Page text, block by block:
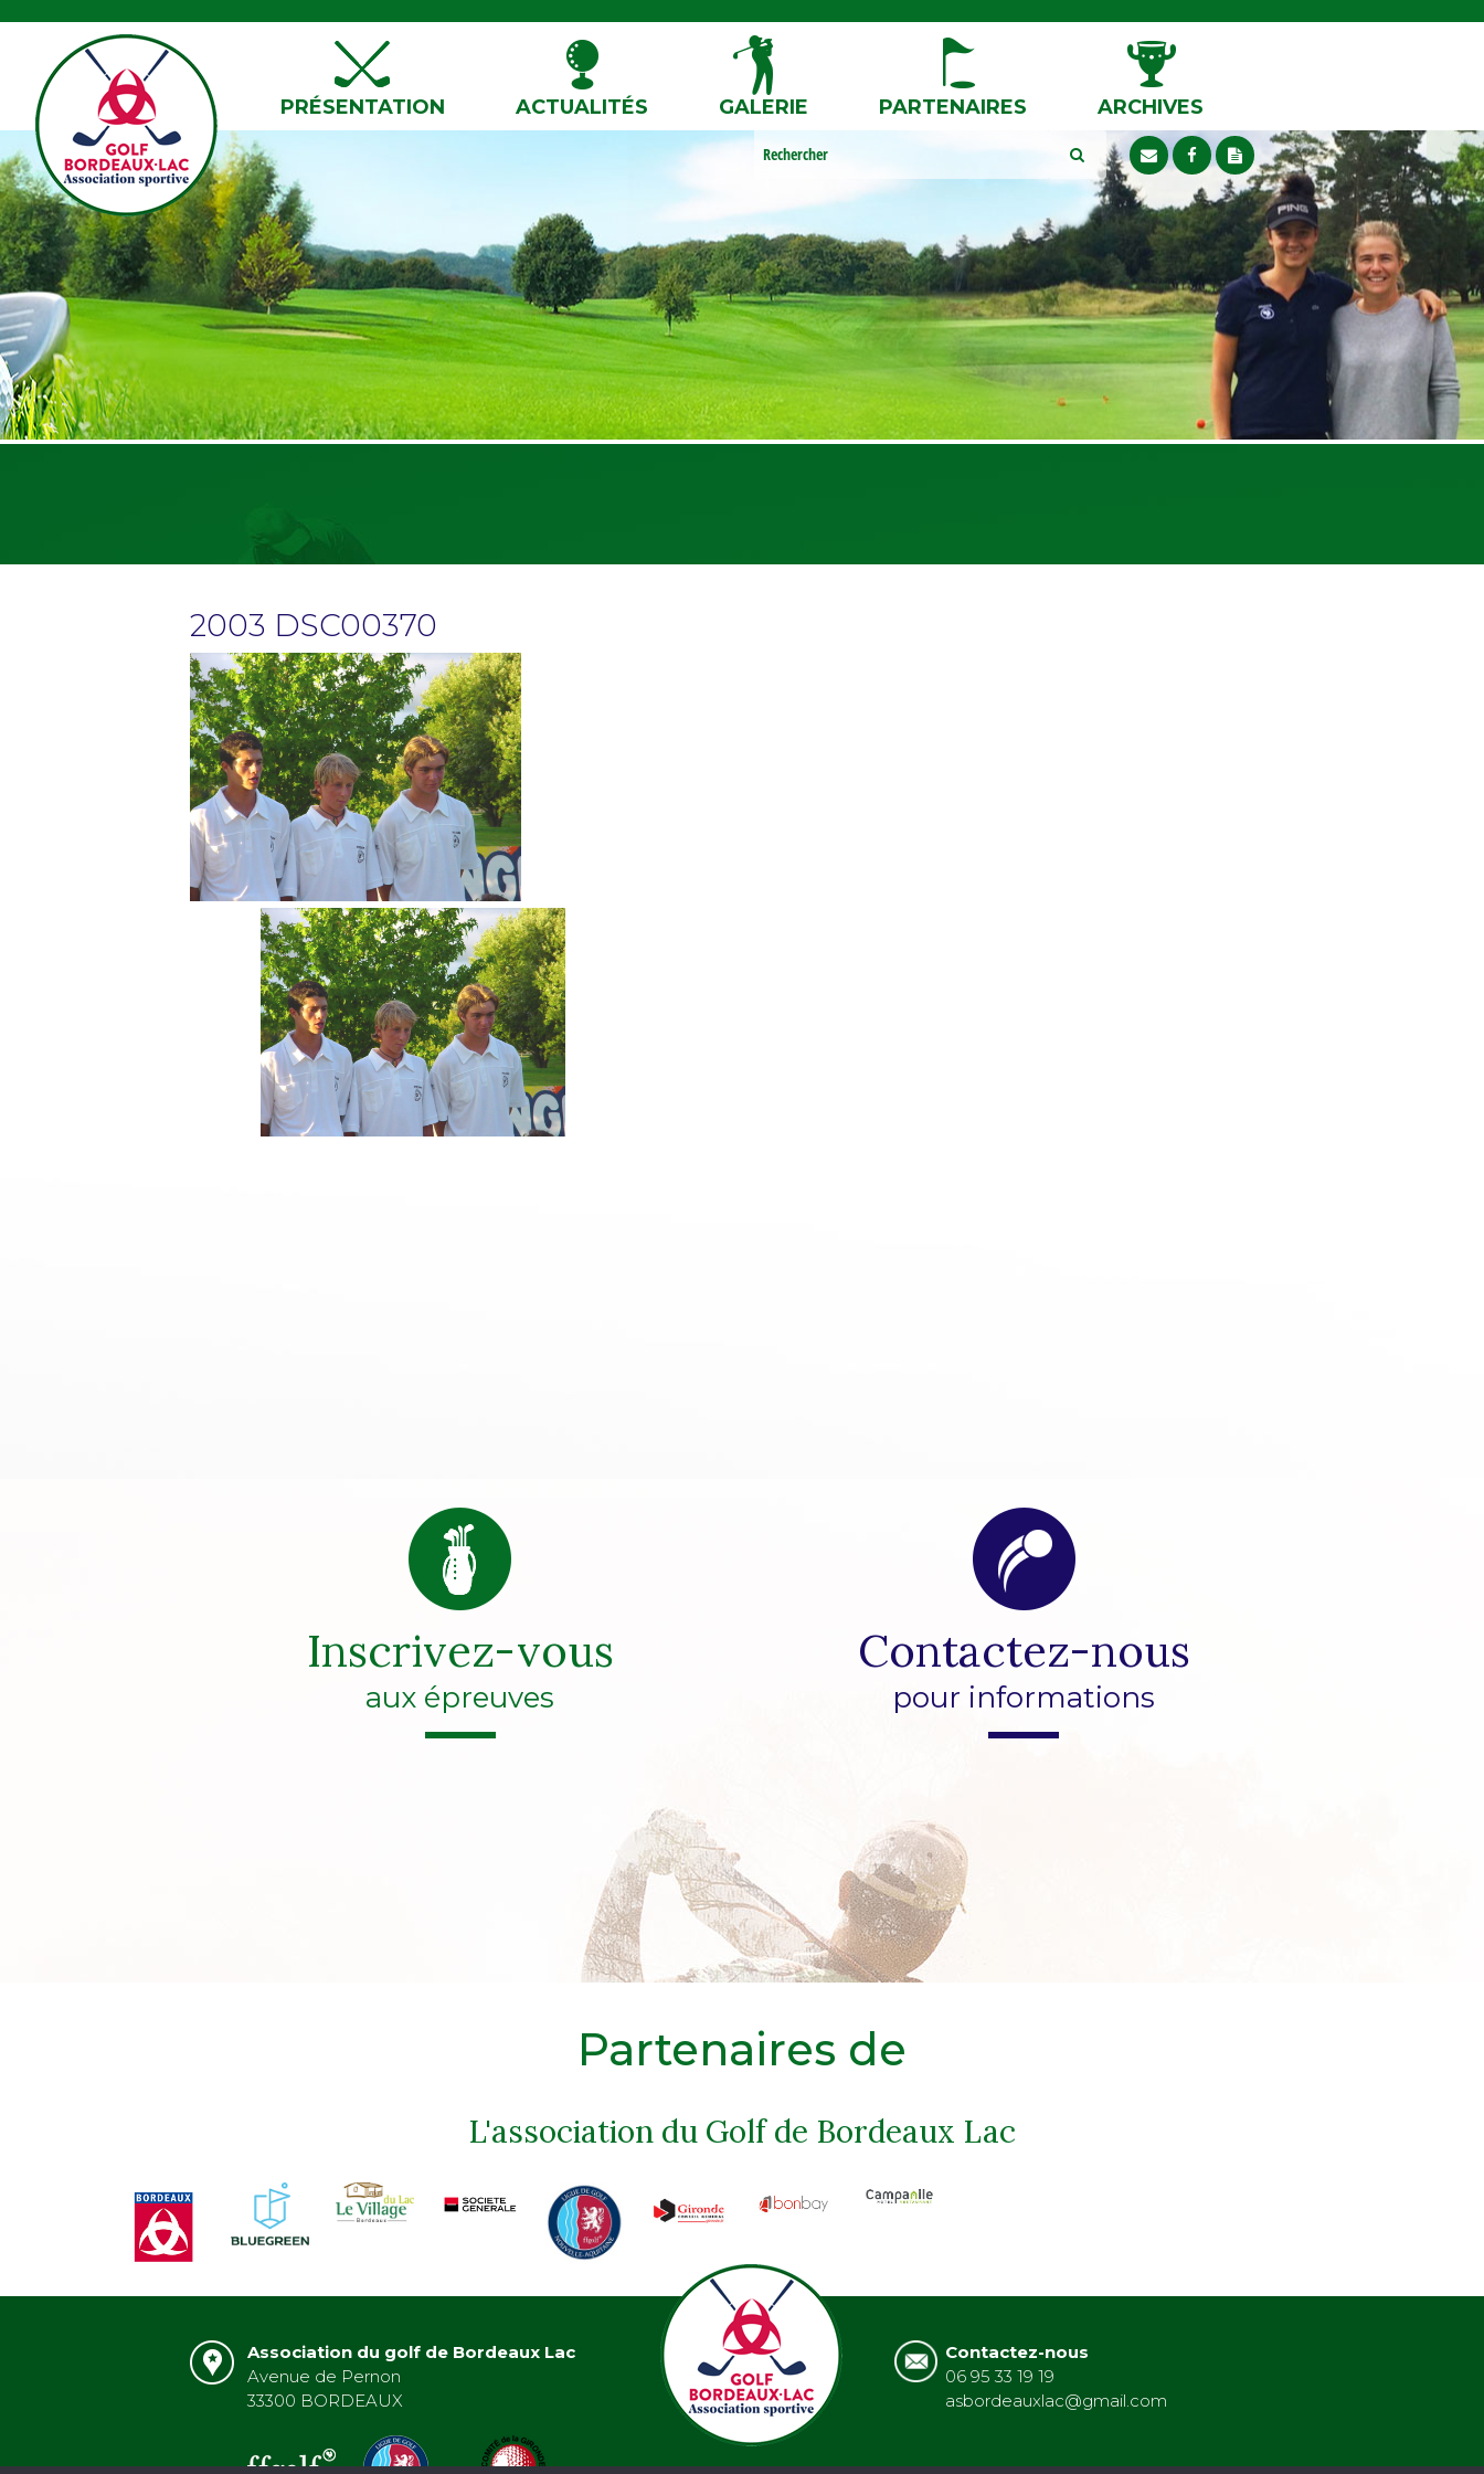
PRÉSENTATION ACTUALITÉS GALERIE PARTENAIRES ARCHIVES
2003 DSC00370
Inscrivez-vous
aux épreuves
Contactez-nous
pour informations
Partenaires de
L'association du Golf de Bordeaux Lac
Association du golf de Bordeaux Lac
Avenue de Pernon
33300 BORDEAUX
Contactez-nous
06 95 33 19 19
asbordeauxlac@gmail.com